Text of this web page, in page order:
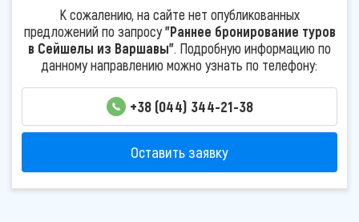
К сожалению, на сайте нет опубликованных
предложений по запросу"Раннее бронирование туров
в Сейшелы из Варшавы". Подробную информацию по
данному направлению можно узнать по телефону:
+38 (044) 344-21-38
Оставить заявку